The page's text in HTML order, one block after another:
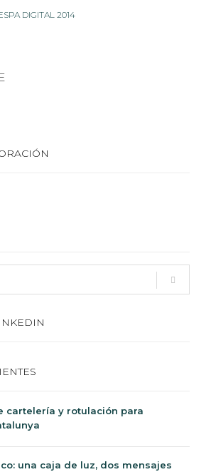
DIGITAL 2014
cartelería y rotulación para
una caja de luz, dos mensajes